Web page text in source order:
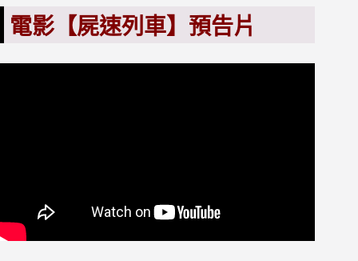
電影【屍速列車】預告片